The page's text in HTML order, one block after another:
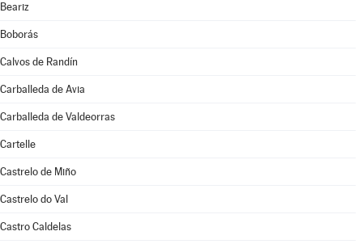
Beariz
Boborás
Calvos de Randín
Carballeda de Avia
Carballeda de Valdeorras
Cartelle
Castrelo de Miño
Castrelo do Val
Castro Caldelas